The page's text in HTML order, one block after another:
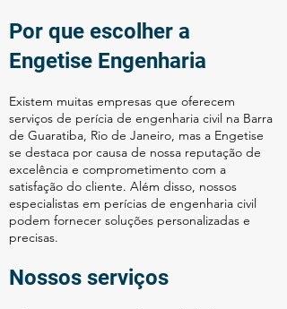
Por que escolher a
Engetise Engenharia
Existem muitas empresas que oferecem
serviços de perícia de engenharia civil na Barra
de Guaratiba, Rio de Janeiro, mas a Engetise
se destaca por causa de nossa reputação de
excelência e comprometimento com a
satisfação do cliente. Além disso, nossos
especialistas em perícias de engenharia civil
podem fornecer soluções personalizadas e
precisas.
Nossos serviços